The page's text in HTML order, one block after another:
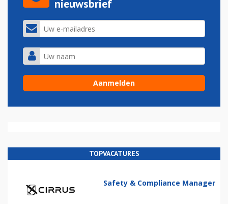
nieuwsbrief
TOPVACATURES
Safety & Compliance Manager